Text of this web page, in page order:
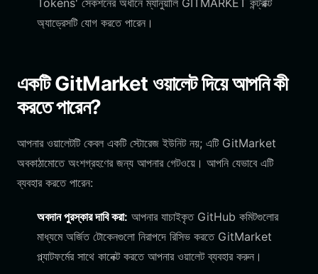
Tokens' সেকশনের অধীনে ম্যানুয়ালি GITMARKET কন্ট্রাক্ট
অ্যাড্রেসটি যোগ করতে পারেন।
একটি GitMarket ওয়ালেট দিয়ে আপনি কী
করতে পারেন?
আপনার ওয়ালেটটি কেবল একটি স্টোরেজ ইউনিট নয়; এটি GitMarket
অবকাঠামোতে অংশগ্রহণের জন্য আপনার গেটওয়ে। আপনি যেভাবে এটি
ব্যবহার করতে পারেন:
অবদান পুরস্কার দাবি করা: আপনার যাচাইকৃত GitHub কমিটগুলোর
মাধ্যমে অর্জিত টোকেনগুলো নিরাপদে রিসিভ করতে GitMarket
প্ল্যাটফর্মের সাথে কানেক্ট করতে আপনার ওয়ালেট ব্যবহার করুন।